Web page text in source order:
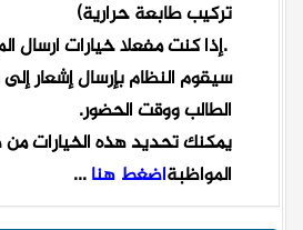
تركيب طابعة حرارية)
.إذا كنت مفعلا خيارات ارسال
سيقوم النظام بإرسال إشعار إلى
الطالب ووقت الحضور.
يمكنك تحديد هذه الخيارات
المواظبة
...اضغط هنا